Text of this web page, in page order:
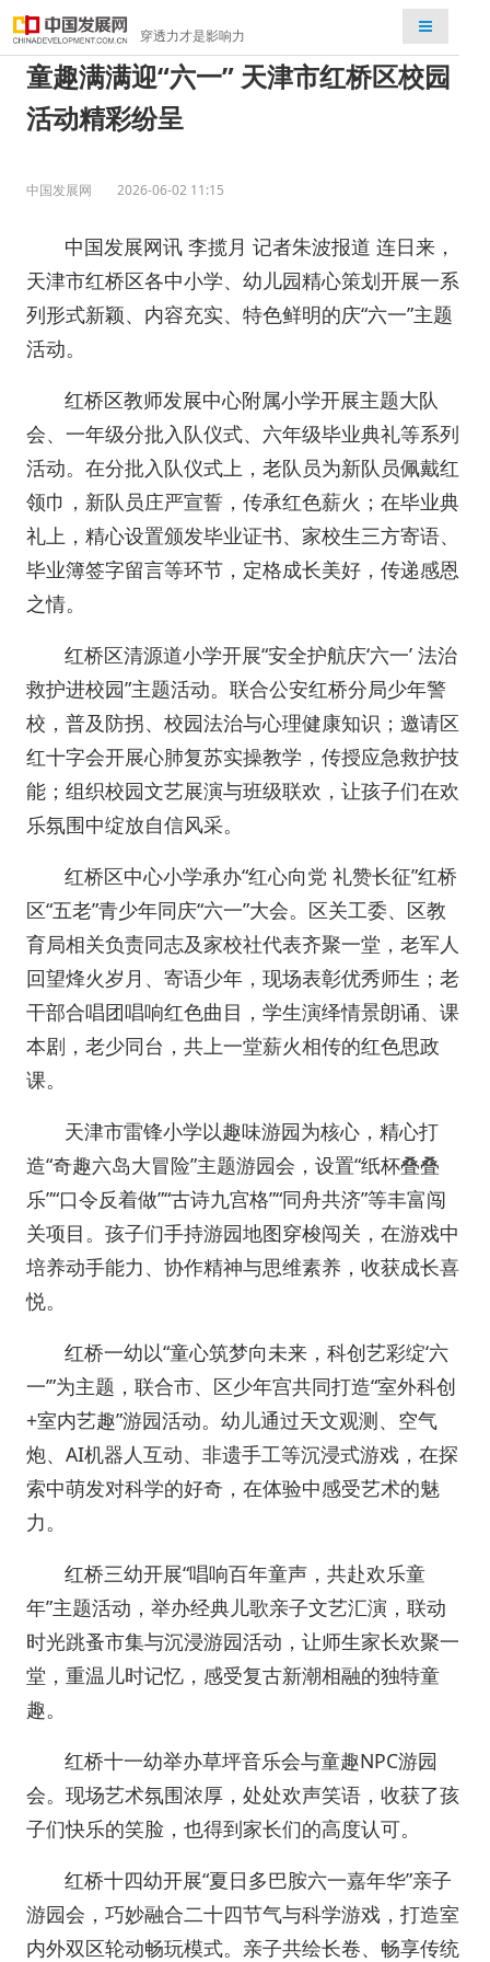
穿透力才是影响力
检索
童趣满满迎“六一” 天津市红桥区校园
活动精彩纷呈
中国发展网 2026-06-02 11:15
中国发展网讯 李揽月 记者朱波报道 连日来，
天津市红桥区各中小学、幼儿园精心策划开展一系
列形式新颖、内容充实、特色鲜明的庆“六一”主题
活动。
红桥区教师发展中心附属小学开展主题大队
会、一年级分批入队仪式、六年级毕业典礼等系列
活动。在分批入队仪式上，老队员为新队员佩戴红
领巾，新队员庄严宣誓，传承红色薪火；在毕业典
礼上，精心设置颁发毕业证书、家校生三方寄语、
毕业簿签字留言等环节，定格成长美好，传递感恩
之情。
红桥区清源道小学开展“安全护航庆‘六一’ 法治
救护进校园”主题活动。联合公安红桥分局少年警
校，普及防拐、校园法治与心理健康知识；邀请区
红十字会开展心肺复苏实操教学，传授应急救护技
能；组织校园文艺展演与班级联欢，让孩子们在欢
乐氛围中绽放自信风采。
红桥区中心小学承办“红心向党 礼赞长征”红桥
区“五老”青少年同庆“六一”大会。区关工委、区教
育局相关负责同志及家校社代表齐聚一堂，老军人
回望烽火岁月、寄语少年，现场表彰优秀师生；老
干部合唱团唱响红色曲目，学生演绎情景朗诵、课
本剧，老少同台，共上一堂薪火相传的红色思政
课。
天津市雷锋小学以趣味游园为核心，精心打
造“奇趣六岛大冒险”主题游园会，设置“纸杯叠叠
乐”“口令反着做”“古诗九宫格”“同舟共济”等丰富闯
关项目。孩子们手持游园地图穿梭闯关，在游戏中
培养动手能力、协作精神与思维素养，收获成长喜
悦。
红桥一幼以“童心筑梦向未来，科创艺彩绽‘六
一’”为主题，联合市、区少年宫共同打造“室外科创
+室内艺趣”游园活动。幼儿通过天文观测、空气
炮、AI机器人互动、非遗手工等沉浸式游戏，在探
索中萌发对科学的好奇，在体验中感受艺术的魅
力。
红桥三幼开展“唱响百年童声，共赴欢乐童
年”主题活动，举办经典儿歌亲子文艺汇演，联动
时光跳蚤市集与沉浸游园活动，让师生家长欢聚一
堂，重温儿时记忆，感受复古新潮相融的独特童
趣。
红桥十一幼举办草坪音乐会与童趣NPC游园
会。现场艺术氛围浓厚，处处欢声笑语，收获了孩
子们快乐的笑脸，也得到家长们的高度认可。
红桥十四幼开展“夏日多巴胺六一嘉年华”亲子
游园会，巧妙融合二十四节气与科学游戏，打造室
内外双区轮动畅玩模式。亲子共绘长卷、畅享传统